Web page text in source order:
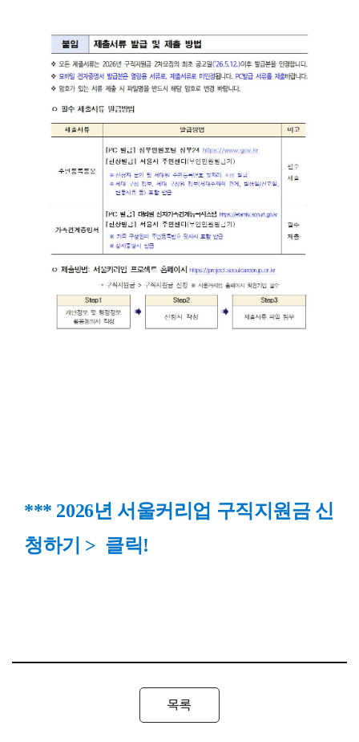
*** 2026년 서울커리업 구직지원금 신
청하기 > 클릭!
목록